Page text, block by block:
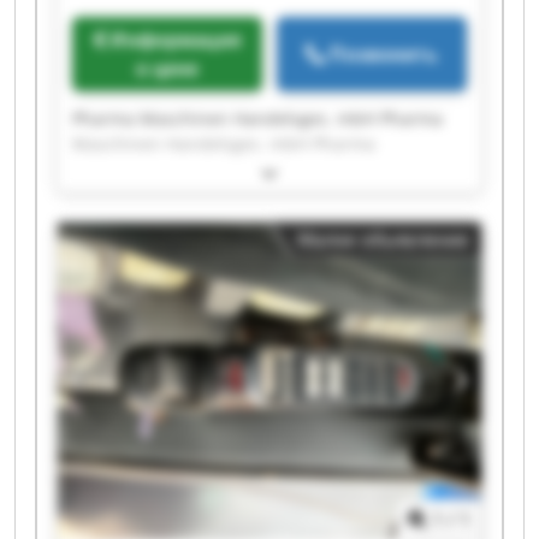
Информация
о цене
Позвонить
Pharma Maschinen Handelsges. mbH Pharma
Maschinen Handelsges. mbH Pharma
Maschinen Handelsges. mbH Pharma
Maschinen Handelsges. mbH Pharma
Maschinen Handelsges. mbH Pharma
Maschinen Handelsges. mbH Pharma
Maschinen Handelsges. mbH Pharma
Maschinen Handelsges. mbH Pharma
Maschinen Handelsges. mbH Pharma
Maschinen Handelsges. mbH Pharma
Maschinen Handelsges. mbH Pharma
Maschinen Handelsges. mbH Pharma
Maschinen Handelsges. mbH Pharma
Maschinen Handelsges. mbH Pharma
Малое объявление